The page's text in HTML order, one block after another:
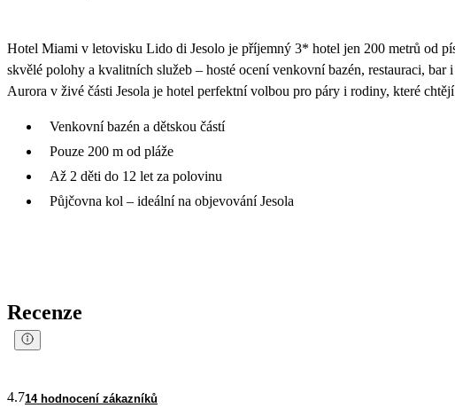
Hotel Miami v letovisku Lido di Jesolo je příjemný 3* hotel jen 200 metrů od
skvělé polohy a kvalitních služeb – hosté ocení venkovní bazén, restauraci,
Aurora v živé části Jesola je hotel perfektní volbou pro páry i rodiny, které
Venkovní bazén a dětskou částí
Pouze 200 m od pláže
Až 2 děti do 12 let za polovinu
Půjčovna kol – ideální na objevování Jesola
Recenze
4.714 hodnocení zákazníků